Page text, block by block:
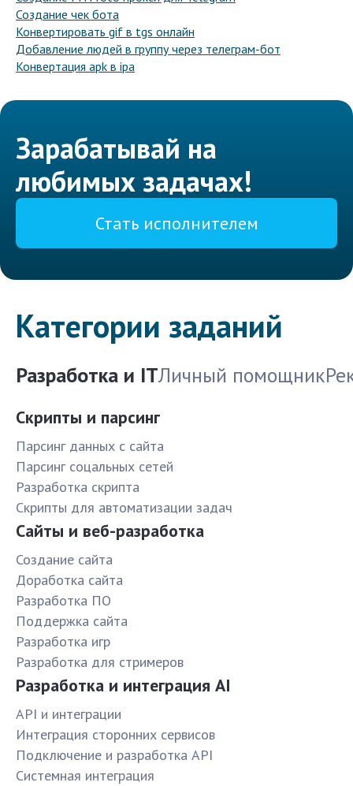
Создание чек бота
Конвертировать gif в tgs онлайн
Добавление людей в группу через телеграм-бот
Конвертация apk в ipa
Зарабатывай на
любимых задачах!
Стать исполнителем
Категории заданий
Разработка и ITЛичный помощник
Скрипты и парсинг
Парсинг данных с сайта
Парсинг соцальных сетей
Разработка скрипта
Скрипты для автоматизации задач
Сайты и веб-разработка
Создание сайта
Доработка сайта
Разработка ПО
Поддержка сайта
Разработка игр
Разработка для стримеров
Разработка и интеграция AI
API и интеграции
Интеграция сторонних сервисов
Подключение и разработка API
Системная интеграция